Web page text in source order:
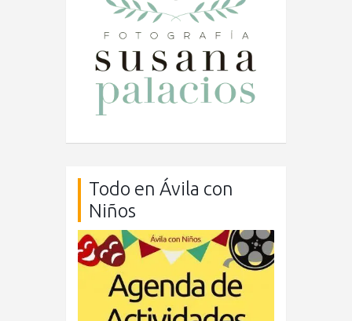
Todo en Ávila con
Niños